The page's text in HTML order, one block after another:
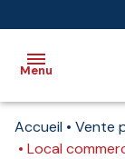
Menu
Accueil
Accueil Vente
Local